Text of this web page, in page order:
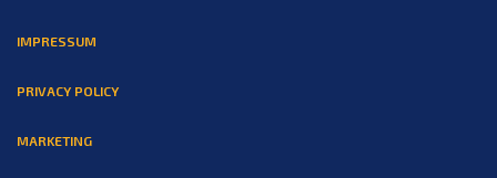
IMPRESSUM
PRIVACY POLICY
MARKETING